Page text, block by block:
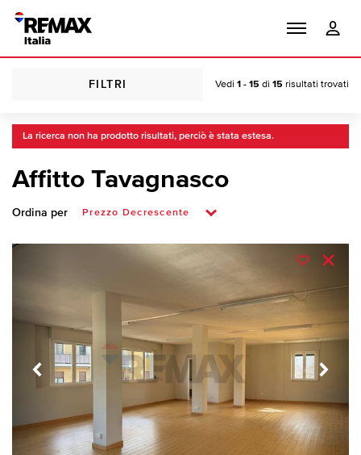
FILTRI Vedi 1 - 15 di 15 risultati trovati
La ricerca non ha prodotto risultati, perciò è stata estesa.
Affitto Tavagnasco
Ordina per